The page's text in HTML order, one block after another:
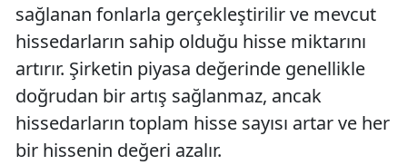
sağlanan fonlarla gerçekleştirilir ve mevcut
hissedarların sahip olduğu hisse miktarını
artırır. Şirketin piyasa değerinde genellikle
doğrudan bir artış sağlanmaz, ancak
hissedarların toplam hisse sayısı artar ve her
bir hissenin değeri azalır.